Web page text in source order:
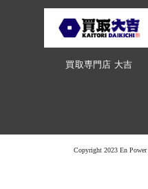
買取専門店 大吉
Copyright 2023 En